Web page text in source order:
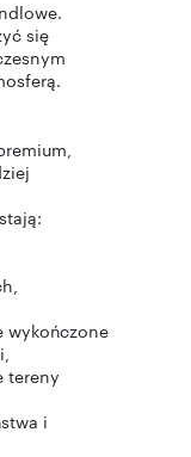
się
wykończone
tereny
i